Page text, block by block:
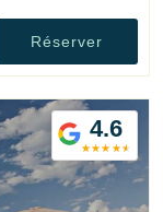
d'une
Réserver
4.6